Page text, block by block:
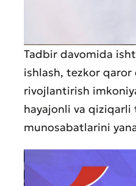
Tadbir davomida
ishlash, tezkor
rivojlantirish
hayajonli va qiziqarli
munosabatlarini